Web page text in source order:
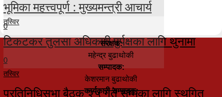
भूमिका महत्त्वपूर्ण : मुख्यमन्त्री आचार्य
0
तस्विर
टिकटकर तुलसा अधिकारी पुर्पक्षका लागि थुनामा
0
तस्विर
प्रतिनिधिसभा बैठक २५ गते सम्मका लागि स्थगित
संरक्षक:
महेन्द्र बुढाथोकी
सम्पादक:
केशरमान बुढाथोकी
कार्यकारी सम्पादक: